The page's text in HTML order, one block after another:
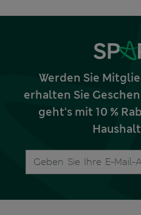
Werden Sie
erhalten Sie
geht‘s mit 10 %